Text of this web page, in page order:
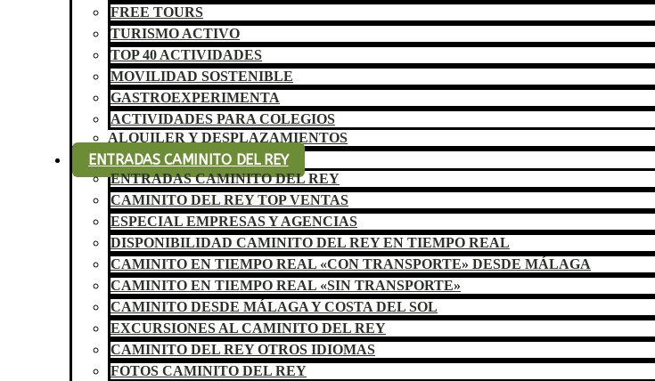
FREE TOURS
TURISMO ACTIVO
TOP 40 ACTIVIDADES
MOVILIDAD SOSTENIBLE
GASTROEXPERIMENTA
ACTIVIDADES PARA COLEGIOS
ALQUILER Y DESPLAZAMIENTOS
ENTRADAS CAMINITO DEL REY
ENTRADAS CAMINITO DEL REY
CAMINITO DEL REY TOP VENTAS
ESPECIAL EMPRESAS Y AGENCIAS
DISPONIBILIDAD CAMINITO DEL REY EN TIEMPO REAL
CAMINITO EN TIEMPO REAL «CON TRANSPORTE» DESDE MÁLAGA
CAMINITO EN TIEMPO REAL «SIN TRANSPORTE»
CAMINITO DESDE MÁLAGA Y COSTA DEL SOL
EXCURSIONES AL CAMINITO DEL REY
CAMINITO DEL REY OTROS IDIOMAS
FOTOS CAMINITO DEL REY